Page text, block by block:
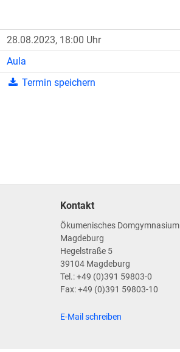
28.08.2023, 18:00 Uhr
Aula
Termin speichern
Kontakt
Ökumenisches Domgymnasium
Magdeburg
Hegelstraße 5
39104 Magdeburg
Tel.: +49 (0)391 59803-0
Fax: +49 (0)391 59803-10
E-Mail schreiben